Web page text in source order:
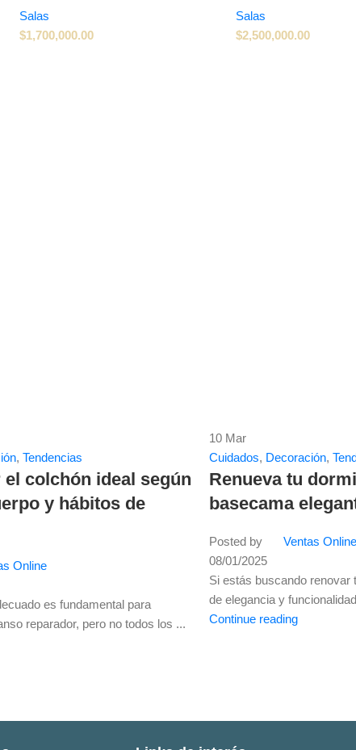
Salas
$1,700,000.00
Salas
$2,500,000.00
, Tendencias
colchón ideal según
y hábitos de
Online
es fundamental para
reparador, pero no todos los ...
10 Mar
Cuidados, Decoración,
Renueva tu
basecama
Posted by
Ventas Online
08/01/2025
Si estás buscando renovar
de elegancia y
Continue reading